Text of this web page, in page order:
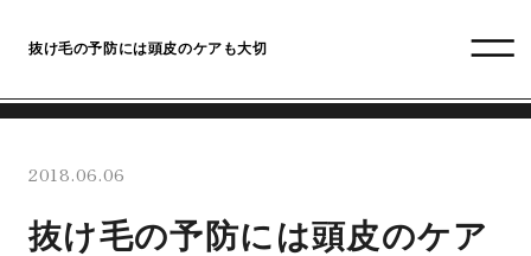
抜け毛の予防には頭皮のケアも大切
2018.06.06
抜け毛の予防には頭皮のケア